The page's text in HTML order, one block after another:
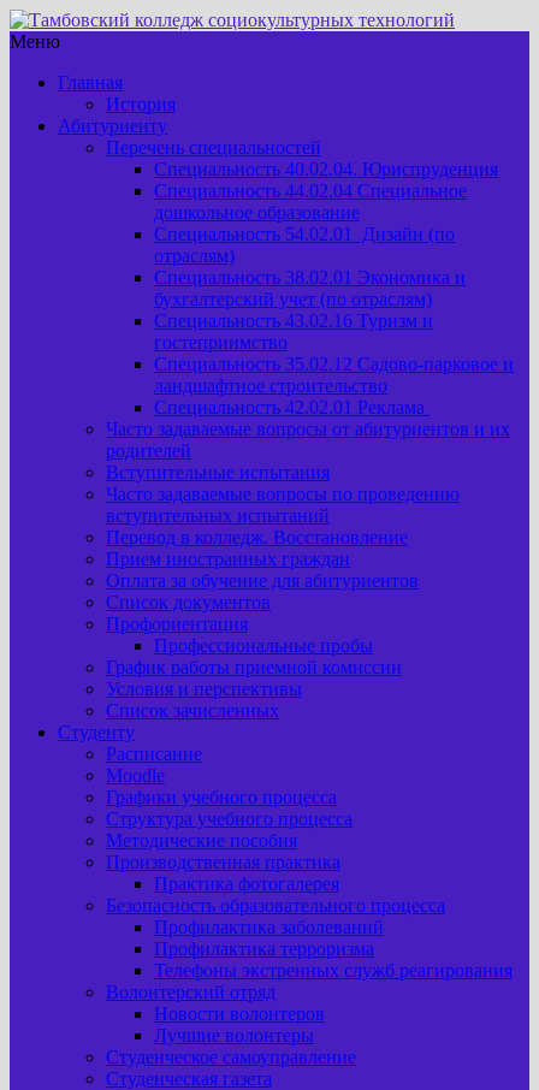
Меню
Главная
История
Абитуриенту
Перечень специальностей
Специальность 40.02.04. Юриспруденция
Специальность 44.02.04 Специальное
дошкольное образование
Специальность 54.02.01 Дизайн (по
отраслям)
Специальность 38.02.01 Экономика и
бухгалтерский учет (по отраслям)
Специальность 43.02.16 Туризм и
гостеприимство
Специальность 35.02.12 Садово-парковое и
ландшафтное строительство
Специальность 42.02.01 Реклама
Часто задаваемые вопросы от абитуриентов и их
родителей
Вступительные испытания
Часто задаваемые вопросы по проведению
вступительных испытаний
Перевод в колледж. Восстановление
Прием иностранных граждан
Оплата за обучение для абитуриентов
Список документов
Профориентация
Профессиональные пробы
График работы приемной комиссии
Условия и перспективы
Список зачисленных
Студенту
Расписание
Moodle
Графики учебного процесса
Структура учебного процесса
Методические пособия
Производственная практика
Практика фотогалерея
Безопасность образовательного процесса
Профилактика заболеваний
Профилактика терроризма
Телефоны экстренных служб реагирования
Волонтерский отряд
Новости волонтеров
Лучшие волонтеры
Студенческое самоуправление
Студенческая газета